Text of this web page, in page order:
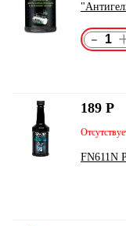
-
FN611N
189 Р